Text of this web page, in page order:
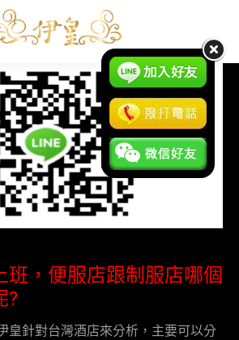
1 月
29
2017
班，便服店跟制服店哪個
?
皇針對台灣酒店來分析，主要可以分